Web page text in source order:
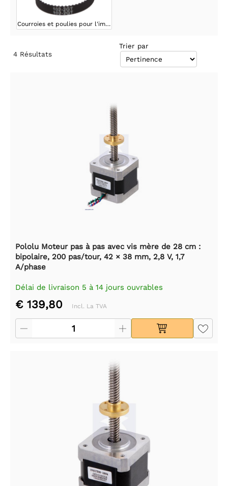
Courroies et poulies pour l'impression 3D
4 Résultats
Trier par
Pololu Moteur pas à pas avec vis mère de 28 cm :
bipolaire, 200 pas/tour, 42 × 38 mm, 2,8 V, 1,7
A/phase
Délai de livraison 5 à 14 jours ouvrables
€ 139,80 Incl. La TVA